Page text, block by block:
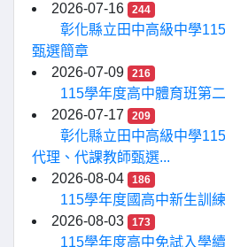
2026-07-16
244
彰化縣立田中高級中學
甄選簡章
2026-07-09
216
115學年度高中體育班第
2026-07-17
209
彰化縣立田中高級中學
代理、代課教師甄選...
2026-08-04
186
115學年度國高中新生訓
2026-08-03
173
115學年度高中免試入學